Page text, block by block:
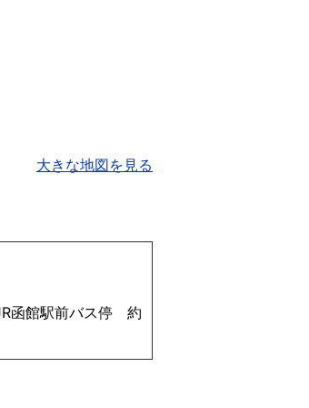
大きな地図を見る
函館駅前バス停 約